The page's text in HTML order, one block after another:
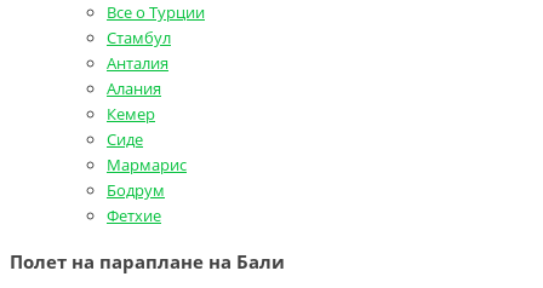
Все о Турции
Стамбул
Анталия
Алания
Кемер
Сиде
Мармарис
Бодрум
Фетхие
Полет на параплане на Бали